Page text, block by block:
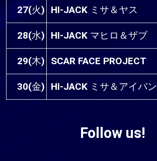
27(火) HI-JACK ミサ＆ヤス
28(水) HI-JACK マヒロ＆ザブ
29(木) SCAR FACE PROJECT
30(金) HI-JACK ミサ＆アイバン
Follow us!